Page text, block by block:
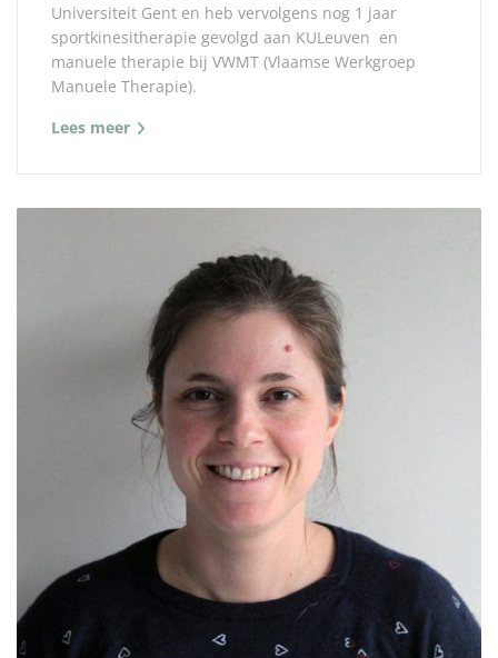
Universiteit Gent en heb vervolgens nog 1 jaar
sportkinesitherapie gevolgd aan KULeuven en
manuele therapie bij VWMT (Vlaamse Werkgroep
Manuele Therapie).
Lees meer